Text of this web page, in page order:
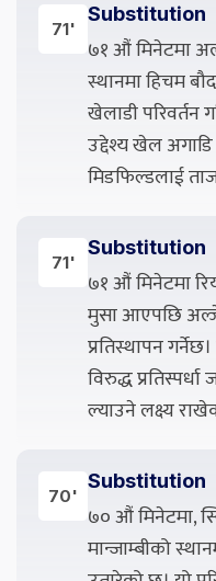
71'
Substitution
७१ औं मिनेटमा
स्थानमा हिचम
खेलाडी परिवर्तन
उद्देश्य खेल
मिडफिल्डलाई
71'
Substitution
७१ औं मिनेटमा
मुसा आएपछि
प्रतिस्थापन
विरुद्ध
ल्याउने लक्ष्य
70'
Substitution
७० औं मिनेटमा,
मान्जाम्बीको